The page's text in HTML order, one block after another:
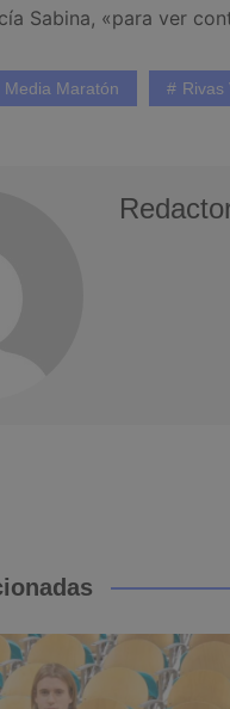
Sabina, «para ver
Media Maratón Rivas